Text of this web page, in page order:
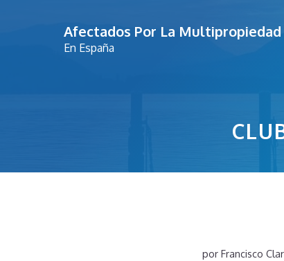
Afectados Por La Multipropiedad
En España
por Francisco